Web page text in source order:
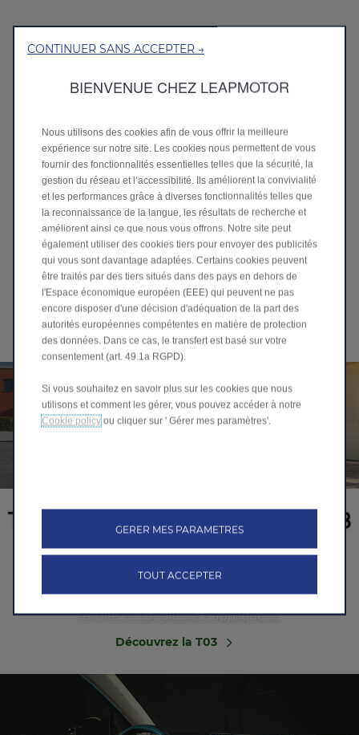
T03 à un prix spécial de Rs 998
000*, chargeur mural inclus
Termes et conditions s'appliquent*
Découvrez la T03
CONTINUER SANS ACCEPTER →
BIENVENUE CHEZ LEAPMOTOR
Nous utilisons des cookies afin de vous offrir la meilleure
expérience sur notre site. Les cookies nous permettent de vous
fournir des fonctionnalités essentielles telles que la sécurité, la
gestion du réseau et l’accessibilité. Ils améliorent la convivialité
et les performances grâce à diverses fonctionnalités telles que
la reconnaissance de la langue, les résultats de recherche et
améliorent ainsi ce que nous vous offrons. Notre site peut
également utiliser des cookies tiers pour envoyer des publicités
qui vous sont davantage adaptées. Certains cookies peuvent
être traités par des tiers situés dans des pays en dehors de
l'Espace économique européen (EEE) qui peuvent ne pas
encore disposer d'une décision d'adéquation de la part des
autorités européennes compétentes en matière de protection
des données. Dans ce cas, le transfert est basé sur votre
consentement (art. 49.1a RGPD).
Si vous souhaitez en savoir plus sur les cookies que nous
utilisons et comment les gérer, vous pouvez accéder à notre
Cookie policy ou cliquer sur ' Gérer mes paramètres'.
GERER MES PARAMETRES
TOUT ACCEPTER